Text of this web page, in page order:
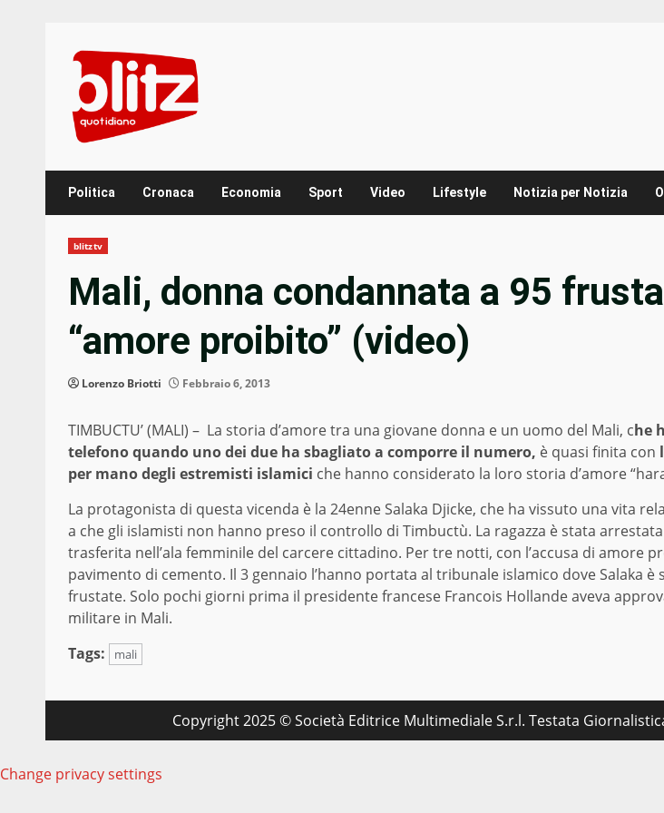
content
Politica Cronaca Economia Sport Video Lifestyle Notizia per Notizia
blitztv
Mali, donna condannata a 95
“amore proibito” (video)
Lorenzo Briotti Febbraio 6, 2013
TIMBUCTU’ (MALI) – La storia d’amore tra una giovane donna e un uomo del Mali, che
telefono quando uno dei due ha sbagliato a comporre il numero, è quasi finita con
per mano degli estremisti islamici che hanno considerato la loro storia d’amore
La protagonista di questa vicenda è la 24enne Salaka Djicke, che ha vissuto una vita
a che gli islamisti non hanno preso il controllo di Timbuctù. La ragazza è stata
trasferita nell’ala femminile del carcere cittadino. Per tre notti, con l’accusa di amore
pavimento di cemento. Il 3 gennaio l’hanno portata al tribunale islamico dove Salaka è
frustate. Solo pochi giorni prima il presidente francese Francois Hollande aveva
militare in Mali.
Tags:
mali
Copyright 2025 © Società Editrice Multimediale S.r.l. Testata
Change privacy settings